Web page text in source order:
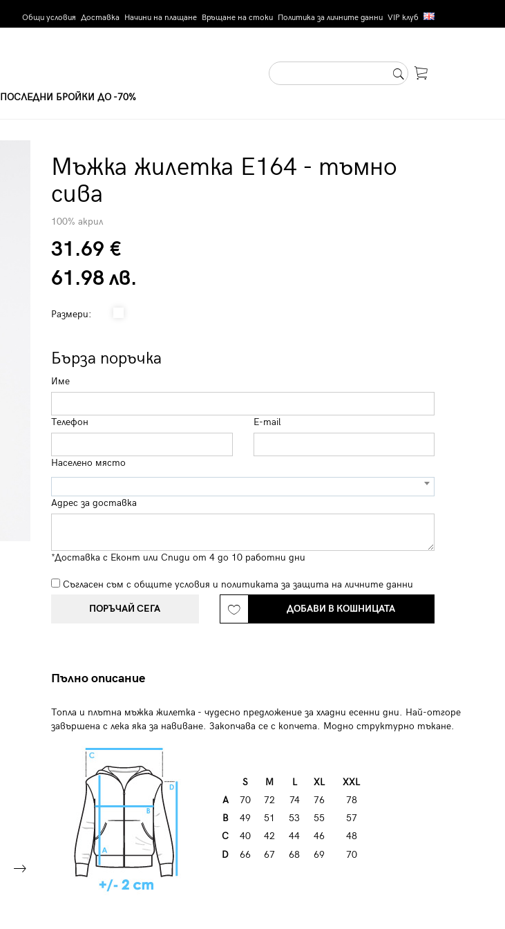
Общи условия Доставка Начини на плащане Връщане на стоки Политика за личните данни VIP клуб
ПОСЛЕДНИ БРОЙКИ ДО -70%
Мъжка жилетка E164 - тъмно
сива
100% акрил
31.69 €
61.98 лв.
Размери:
Бърза поръчка
Име
Телефон E-mail
Населено място
Адрес за доставка
*Доставка с Еконт или Спиди от 4 до 10 работни дни
Съгласен съм с общите условия и политиката за защита на личните данни
ПОРЪЧАЙ СЕГА ДОБАВИ В КОШНИЦАТА
Пълно описание
Топла и плътна мъжка жилетка - чудесно предложение за хладни есенни дни. Най-отгоре
завършена с лека яка за навиване. Закопчава се с копчета. Модно структурно тъкане.
S M L XL
XXL
A
70 72 74 76
78
B
49 51 53 55
57
C
40 42 44 46
48
D
66 67 68 69 70